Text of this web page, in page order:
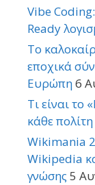
Vibe
Ready
Το
εποχικά
Ευρώπη6
Τι είναι το
κάθε πολίτη
Wikimania
Wikipedia
γνώσης 5